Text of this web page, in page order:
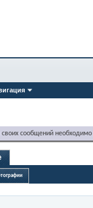
сообщений необходимо